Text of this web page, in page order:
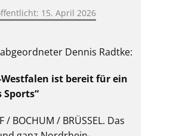
15. April 2026
Dennis Radtke:
ist bereit für ein
Sports“
/ BOCHUM / BRÜSSEL. Das